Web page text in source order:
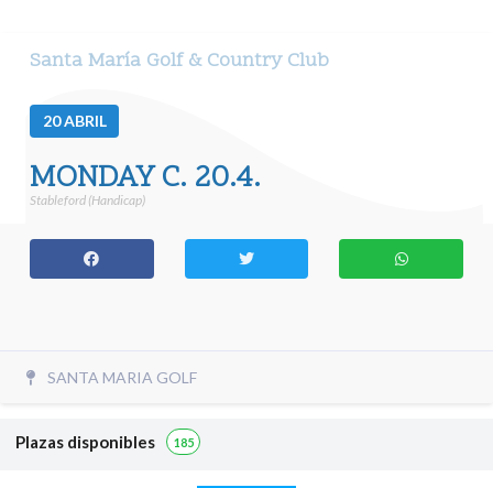
Santa María Golf & Country Club
20ABRIL
MONDAY C. 20.4.
Stableford (Handicap)
SANTA MARIA GOLF
Plazas disponibles 185